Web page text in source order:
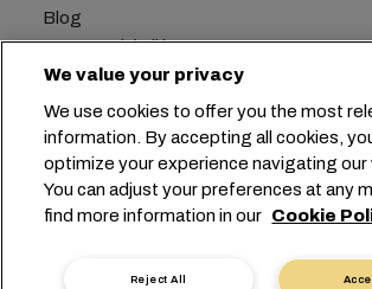
Blog
Opportunità di lavoro
Contattaci
Centro Preferenziale
Sede centrale: +41 227038888
Chemin Rieu 12, 1208 Geneva
Richiesta di dati personali
Termini
We value your privacy
We use cookies to offer you the most
information. By accepting all cookies,
optimize your experience navigating our
You can adjust your preferences at any
find more information in our Cookie
Reject All